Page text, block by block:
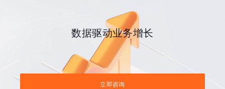
数据驱动业务增长
立即咨询